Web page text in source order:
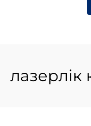
лазерлік